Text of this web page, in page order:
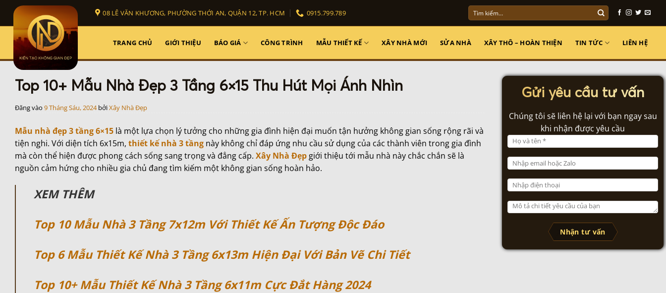
qua
dung
08 LÊ VĂN KHƯƠNG, PHƯỜNG THỚI AN, QUẬN 12, TP. HCM 0915.799.789
Tìm
kiếm:
TRANG CHỦ GIỚI THIỆU BÁO GIÁ CÔNG TRÌNH MẪU THIẾT KẾ XÂY NHÀ MỚI SỬA NHÀ XÂY THÔ – HOÀN THIỆN TIN TỨC LIÊN HỆ
Top 10+ Mẫu Nhà Đẹp 3 Tầng 6×15 Thu Hút Mọi Ánh Nhìn
Đăng vào 9 Tháng Sáu, 2024 bởiXây Nhà Đẹp
Mẫu nhà đẹp 3 tầng 6×15 là một lựa chọn lý tưởng cho những gia đình hiện đại muốn tận hưởng không gian sống rộng rãi và
tiện nghi. Với diện tích 6x15m, thiết kế nhà 3 tầng này không chỉ đáp ứng nhu cầu sử dụng của các thành viên trong gia đình
mà còn thể hiện được phong cách sống sang trọng và đẳng cấp. Xây Nhà Đẹp giới thiệu tới mẫu nhà này chắc chắn sẽ là
nguồn cảm hứng cho nhiều gia chủ đang tìm kiếm một không gian sống hoàn hảo.
XEM THÊM
Top 10 Mẫu Nhà 3 Tầng 7x12m Với Thiết Kế Ấn Tượng Độc Đáo
Top 6 Mẫu Thiết Kế Nhà 3 Tầng 6x13m Hiện Đại Với Bản Vẽ Chi Tiết
Top 10+ Mẫu Thiết Kế Nhà 3 Tầng 6x11m Cực Đắt Hàng 2024
Gửi yêu cầu tư vấn
Chúng tôi sẽ liên hệ lại với bạn ngay sau
khi nhận được yêu cầu
Nhận tư vấn